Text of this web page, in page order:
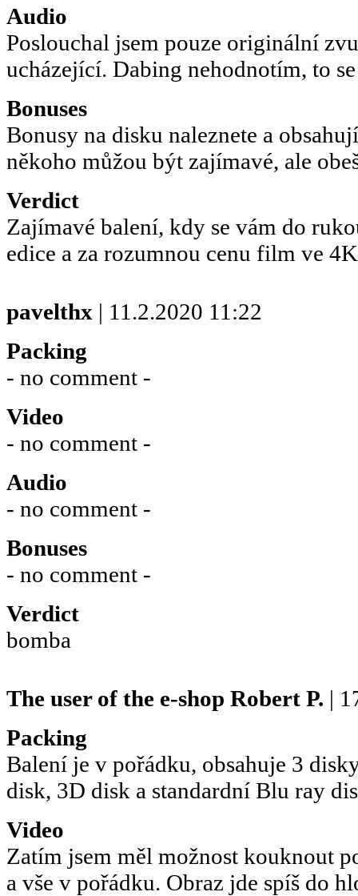
Audio
Poslouchal jsem pouze originální
ucházející. Dabing nehodnotím, to
Bonuses
Bonusy na disku naleznete a
někoho můžou být zajímavé, ale
Verdict
Zajímavé balení, kdy se vám do
edice a za rozumnou cenu film ve
pavelthx | 11.2.2020 11:22
Packing
- no comment -
Video
- no comment -
Audio
- no comment -
Bonuses
- no comment -
Verdict
bomba
The user of the e-shop Robert P. |
Packing
Balení je v pořádku, obsahuje 3
disk, 3D disk a standardní Blu ray
Video
Zatím jsem měl možnost kouknout
a vše v pořádku. Obraz jde spíš do